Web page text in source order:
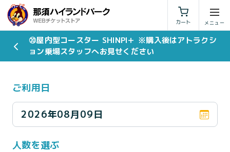
カート
利用規約 特定商取引法に基づく表示
⑳屋内型コースター SHINPI＋ ※購入後はアトラクシ
ョン乗場スタッフへお見せください
ご利用日
2026年08月09日
人数を選ぶ